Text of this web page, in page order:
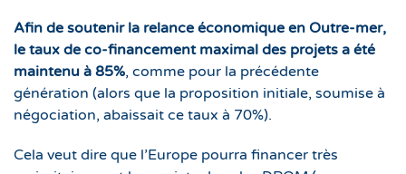
Afin de soutenir la relance économique en Outre-mer,
le taux de co-financement maximal des projets a été
maintenu à 85%, comme pour la précédente
génération (alors que la proposition initiale, soumise à
négociation, abaissait ce taux à 70%).
Cela veut dire que l’Europe pourra financer très